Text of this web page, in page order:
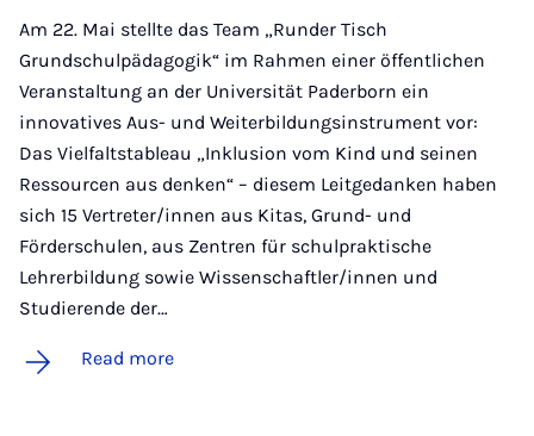
Am 22. Mai stellte das Team „Runder Tisch
Grundschulpädagogik“ im Rahmen einer öffentlichen
Veranstaltung an der Universität Paderborn ein
innovatives Aus- und Weiterbildungsinstrument vor:
Das Vielfaltstableau „Inklusion vom Kind und seinen
Ressourcen aus denken“ – diesem Leitgedanken haben
sich 15 Vertreter/innen aus Kitas, Grund- und
Förderschulen, aus Zentren für schulpraktische
Lehrerbildung sowie Wissenschaftler/innen und
Studierende der…
Read more